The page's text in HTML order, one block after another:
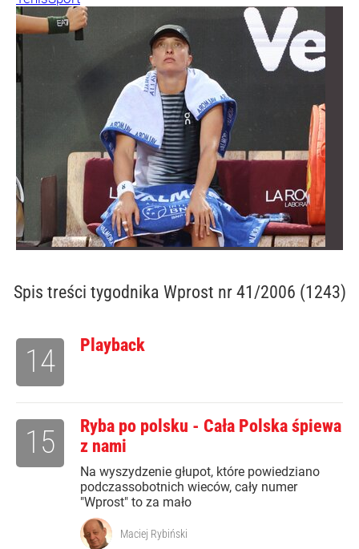
Spis treści tygodnika Wprost nr 41/2006 (1243)
Playback
14
Ryba po polsku - Cała Polska śpiewa
z nami
Na wyszydzenie głupot, które powiedziano
podczassobotnich wieców, cały numer
"Wprost" to za mało
15
Maciej Rybiński